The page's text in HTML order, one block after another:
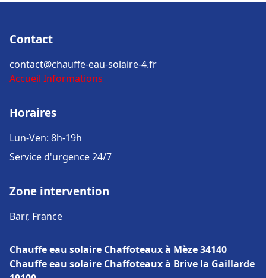
Contact
contact@chauffe-eau-solaire-4.fr
Accueil Informations
Horaires
Lun-Ven: 8h-19h
Service d'urgence 24/7
Zone intervention
Barr, France
Chauffe eau solaire Chaffoteaux à Mèze 34140
Chauffe eau solaire Chaffoteaux à Brive la Gaillarde